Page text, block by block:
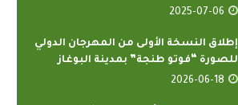
2025-07-06
إطلاق النسخة الأولى من المهرجان الدولي
للصورة “فوتو طنجة” بمدينة البوغاز
2026-06-18